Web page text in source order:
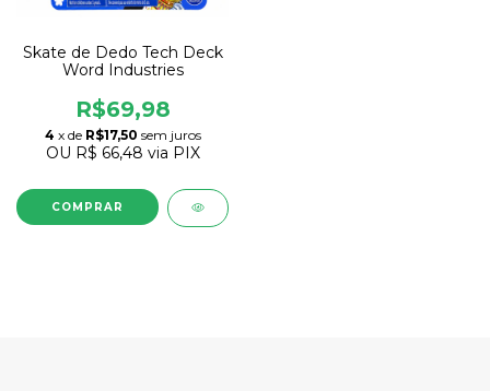
Skate de Dedo Tech Deck
Word Industries
R$69,98
4 x de R$17,50 sem juros
OU R$ 66,48 via PIX